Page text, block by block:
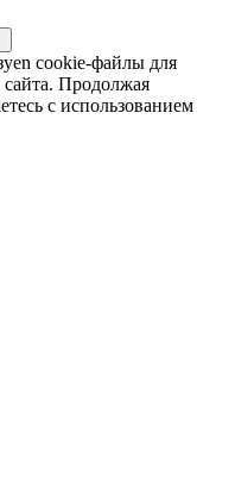
cookie-файлы для
Продолжая
с использованием